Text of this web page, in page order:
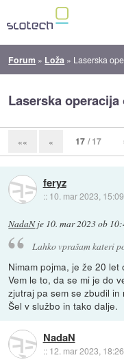
Forum » Loža » Laserska
Laserska operacija
«« « 17 / 17
feryz
:: 10. mar 2023, 15:09
NadaNje 10. mar 2023 ob
Lahko vprašam kateri
Nimam pojma, je že 20 let
Vem le to, da se mi je do
zjutraj pa sem se zbudil in
Šel v službo in tako dalje.
NadaN
:: 12. mar 2023, 18:26